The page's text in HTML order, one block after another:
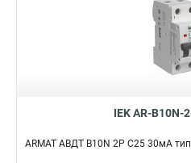
IEK AR-B10N-
ARMAT АВДТ B10N 2P C25 30мА